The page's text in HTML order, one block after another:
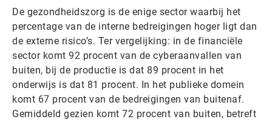
De gezondheidszorg is de enige sector waarbij het
percentage van de interne bedreigingen hoger ligt dan
de externe risico’s. Ter vergelijking: in de financiële
sector komt 92 procent van de cyberaanvallen van
buiten, bij de productie is dat 89 procent in het
onderwijs is dat 81 procent. In het publieke domein
komt 67 procent van de bedreigingen van buitenaf.
Gemiddeld gezien komt 72 procent van buiten, betreft